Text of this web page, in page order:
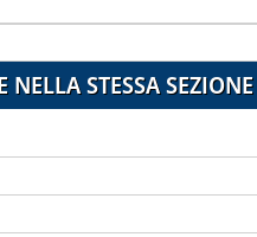
NELLA STESSA SEZIONE